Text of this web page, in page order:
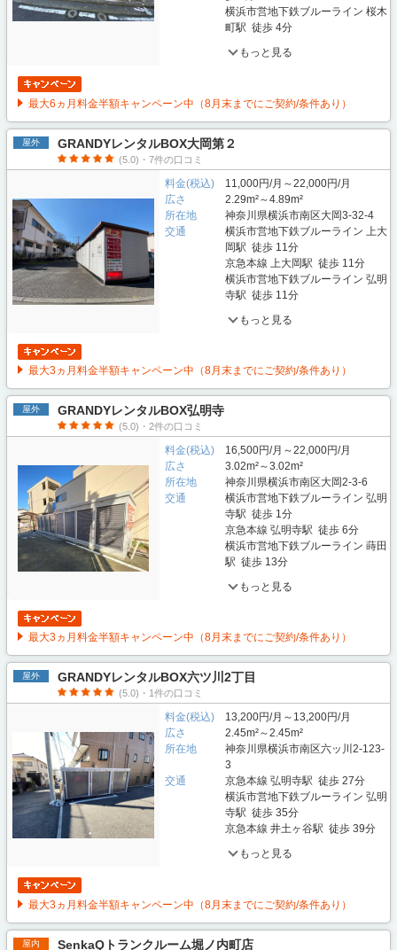
横浜市営地下鉄ブルーライン 桜木
町駅 徒歩 4分
もっと見る
最大6ヵ月料金半額キャンペーン中（8月末までにご契約/条件あり）
屋外 GRANDYレンタルBOX大岡第２
(5.0)・7件の口コミ
料金(税込)
11,000円/月～22,000円/月
広さ
2.29m²～4.89m²
所在地
神奈川県横浜市南区大岡3-32-4
交通
横浜市営地下鉄ブルーライン 上大
岡駅 徒歩 11分
京急本線 上大岡駅 徒歩 11分
横浜市営地下鉄ブルーライン 弘明
寺駅 徒歩 11分
もっと見る
最大3ヵ月料金半額キャンペーン中（8月末までにご契約/条件あり）
屋外 GRANDYレンタルBOX弘明寺
(5.0)・2件の口コミ
料金(税込)
16,500円/月～22,000円/月
広さ
3.02m²～3.02m²
所在地
神奈川県横浜市南区大岡2-3-6
交通
横浜市営地下鉄ブルーライン 弘明
寺駅 徒歩 1分
京急本線 弘明寺駅 徒歩 6分
横浜市営地下鉄ブルーライン 蒔田
駅 徒歩 13分
もっと見る
最大3ヵ月料金半額キャンペーン中（8月末までにご契約/条件あり）
屋外 GRANDYレンタルBOX六ツ川2丁目
(5.0)・1件の口コミ
料金(税込)
13,200円/月～13,200円/月
広さ
2.45m²～2.45m²
所在地
神奈川県横浜市南区六ッ川2-123-
3
交通
京急本線 弘明寺駅 徒歩 27分
横浜市営地下鉄ブルーライン 弘明
寺駅 徒歩 35分
京急本線 井土ヶ谷駅 徒歩 39分
もっと見る
最大3ヵ月料金半額キャンペーン中（8月末までにご契約/条件あり）
屋内 SenkaQトランクルーム堀ノ内町店